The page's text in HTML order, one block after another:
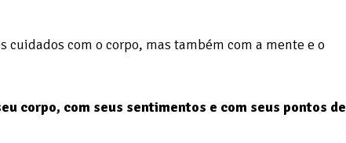
cuidados com o corpo, mas também com a mente e o
corpo, com seus sentimentos e com seus pontos de